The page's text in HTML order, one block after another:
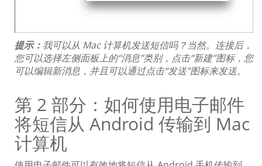
提示： 我可以从 Mac 计算机发送短信吗？当然。连接后，
您可以选择左侧面板上的“消息”类别，点击“新建”图标，您
可以编辑新消息，并且可以通过点击“发送”图标来发送。
第 2 部分：如何使用电子邮件
将短信从 Android 传输到 Mac
计算机